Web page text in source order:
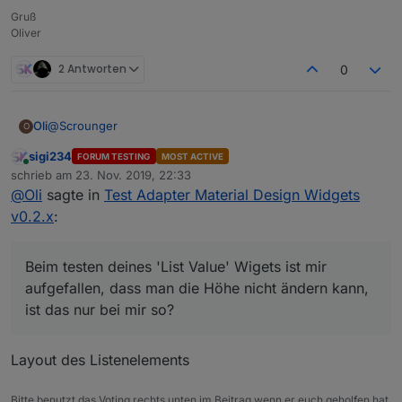
Gruß
Oliver
2 Antworten 0
O Oli@Scrounger
sorry, aber ich habe mir deinen Link zig mal durchgelesen,
aber anscheinend reicht mein Horizont dafür nicht aus.
Wäre nett wenn du mir da etwas unter die Arme greifen
könntest.
Was müsste ich in der Option 'time formats of x-axis'
eingeben, damit ich zur Uhrzeit zusätzlich noch das Datum
so?
Online
sigi234 FORUM TESTING MOST ACTIVE
schrieb am 23. Nov. 2019, 22:33
zuletzt editiert von
@Oli sagte in Test Adapter Material Design Widgets
v0.2.x:
Beim testen deines 'List Value' Wigets ist mir
aufgefallen, dass man die Höhe nicht ändern kann,
ist das nur bei mir so?
Layout des Listenelements